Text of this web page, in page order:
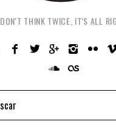
DON'T THINK TWICE, IT'S ALL